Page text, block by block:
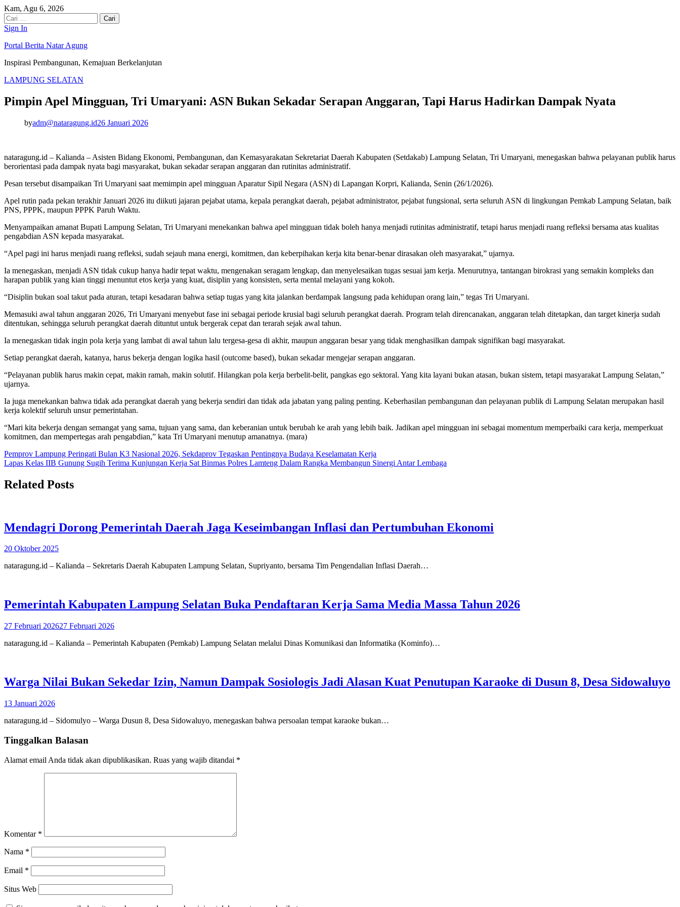
Skip
to
content
Kam, Agu 6, 2026
Cari
untuk:
Sign In
Portal Berita Natar Agung
Inspirasi Pembangunan, Kemajuan Berkelanjutan
LAMPUNG SELATAN
Pimpin Apel Mingguan, Tri Umaryani: ASN Bukan Sekadar Serapan Anggaran, Tapi Harus Hadirkan Dampak Nyata
byadm@nataragung.id26 Januari 2026
nataragung.id – Kalianda – Asisten Bidang Ekonomi, Pembangunan, dan Kemasyarakatan Sekretariat Daerah Kabupaten (Setdakab) Lampung Selatan, Tri Umaryani, menegaskan bahwa pelayanan publik harus
berorientasi pada dampak nyata bagi masyarakat, bukan sekadar serapan anggaran dan rutinitas administratif.
Pesan tersebut disampaikan Tri Umaryani saat memimpin apel mingguan Aparatur Sipil Negara (ASN) di Lapangan Korpri, Kalianda, Senin (26/1/2026).
Apel rutin pada pekan terakhir Januari 2026 itu diikuti jajaran pejabat utama, kepala perangkat daerah, pejabat administrator, pejabat fungsional, serta seluruh ASN di lingkungan Pemkab Lampung Selatan, baik
PNS, PPPK, maupun PPPK Paruh Waktu.
Menyampaikan amanat Bupati Lampung Selatan, Tri Umaryani menekankan bahwa apel mingguan tidak boleh hanya menjadi rutinitas administratif, tetapi harus menjadi ruang refleksi bersama atas kualitas
pengabdian ASN kepada masyarakat.
“Apel pagi ini harus menjadi ruang refleksi, sudah sejauh mana energi, komitmen, dan keberpihakan kerja kita benar-benar dirasakan oleh masyarakat,” ujarnya.
Ia menegaskan, menjadi ASN tidak cukup hanya hadir tepat waktu, mengenakan seragam lengkap, dan menyelesaikan tugas sesuai jam kerja. Menurutnya, tantangan birokrasi yang semakin kompleks dan
harapan publik yang kian tinggi menuntut etos kerja yang kuat, disiplin yang konsisten, serta mental melayani yang kokoh.
“Disiplin bukan soal takut pada aturan, tetapi kesadaran bahwa setiap tugas yang kita jalankan berdampak langsung pada kehidupan orang lain,” tegas Tri Umaryani.
Memasuki awal tahun anggaran 2026, Tri Umaryani menyebut fase ini sebagai periode krusial bagi seluruh perangkat daerah. Program telah direncanakan, anggaran telah ditetapkan, dan target kinerja sudah
ditentukan, sehingga seluruh perangkat daerah dituntut untuk bergerak cepat dan terarah sejak awal tahun.
Ia menegaskan tidak ingin pola kerja yang lambat di awal tahun lalu tergesa-gesa di akhir, maupun anggaran besar yang tidak menghasilkan dampak signifikan bagi masyarakat.
Setiap perangkat daerah, katanya, harus bekerja dengan logika hasil (outcome based), bukan sekadar mengejar serapan anggaran.
“Pelayanan publik harus makin cepat, makin ramah, makin solutif. Hilangkan pola kerja berbelit-belit, pangkas ego sektoral. Yang kita layani bukan atasan, bukan sistem, tetapi masyarakat Lampung Selatan,”
ujarnya.
Ia juga menekankan bahwa tidak ada perangkat daerah yang bekerja sendiri dan tidak ada jabatan yang paling penting. Keberhasilan pembangunan dan pelayanan publik di Lampung Selatan merupakan hasil
kerja kolektif seluruh unsur pemerintahan.
“Mari kita bekerja dengan semangat yang sama, tujuan yang sama, dan keberanian untuk berubah ke arah yang lebih baik. Jadikan apel mingguan ini sebagai momentum memperbaiki cara kerja, memperkuat
komitmen, dan mempertegas arah pengabdian,” kata Tri Umaryani menutup amanatnya. (mara)
Navigasi
pos
Pemprov Lampung Peringati Bulan K3 Nasional 2026, Sekdaprov Tegaskan Pentingnya Budaya Keselamatan Kerja
Lapas Kelas IIB Gunung Sugih Terima Kunjungan Kerja Sat Binmas Polres Lamteng Dalam Rangka Membangun Sinergi Antar Lembaga
Related Posts
Mendagri Dorong Pemerintah Daerah Jaga Keseimbangan Inflasi dan Pertumbuhan Ekonomi
20 Oktober 2025
nataragung.id – Kalianda – Sekretaris Daerah Kabupaten Lampung Selatan, Supriyanto, bersama Tim Pengendalian Inflasi Daerah…
Pemerintah Kabupaten Lampung Selatan Buka Pendaftaran Kerja Sama Media Massa Tahun 2026
27 Februari 202627 Februari 2026
nataragung.id – Kalianda – Pemerintah Kabupaten (Pemkab) Lampung Selatan melalui Dinas Komunikasi dan Informatika (Kominfo)…
Warga Nilai Bukan Sekedar Izin, Namun Dampak Sosiologis Jadi Alasan Kuat Penutupan Karaoke di Dusun 8, Desa Sidowaluyo
13 Januari 2026
nataragung.id – Sidomulyo – Warga Dusun 8, Desa Sidowaluyo, menegaskan bahwa persoalan tempat karaoke bukan…
Tinggalkan Balasan
Alamat email Anda tidak akan dipublikasikan. Ruas yang wajib ditandai *
Komentar *
Nama *
Email *
Situs Web